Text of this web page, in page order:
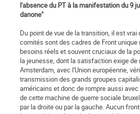
l'absence du PT à la manifestation du 9
danone"
Du point de vue de la transition, il est
comités sont des cadres de Front unique
besoins réels et souvent cruciaux de la
la jeunesse, dont la satisfaction exige
Amsterdam, avec l'Union européenne,
transmission des grands groupes
américains et donc de rompre aussi
de cette machine de guerre sociale
par la droite ou par la gauche. Aucun